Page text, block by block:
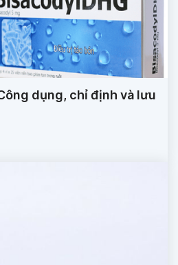
dụng, chỉ định và lưu